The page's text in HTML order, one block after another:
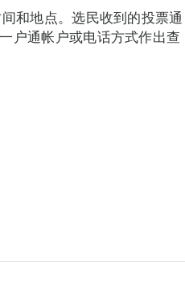
和地点。选民收到的投票通
户通帐户或电话方式作出查